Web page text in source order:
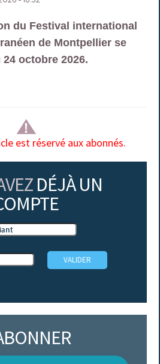
du Festival international
de Montpellier se
octobre 2026.
est réservé aux abonnés.
DÉJÀ UN